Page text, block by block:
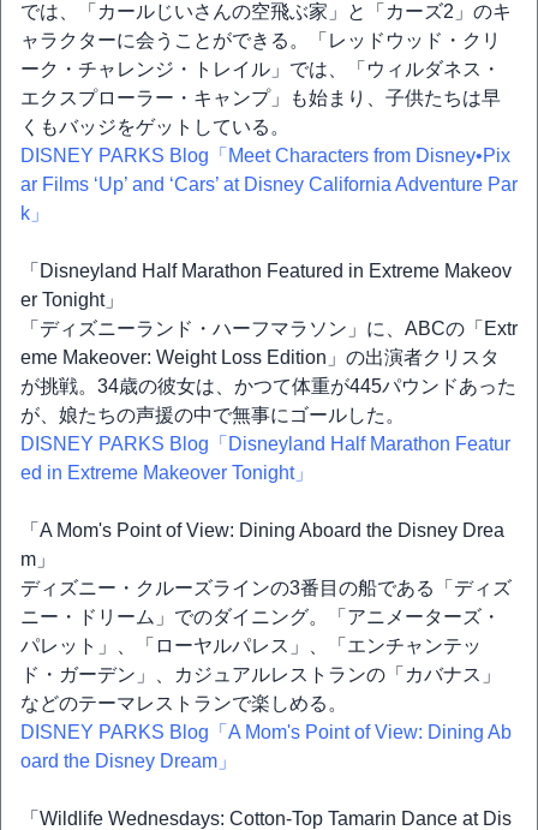
では、「カールじいさんの空飛ぶ家」と「カーズ2」のキ
ャラクターに会うことができる。「レッドウッド・クリ
ーク・チャレンジ・トレイル」では、「ウィルダネス・
エクスプローラー・キャンプ」も始まり、子供たちは早
くもバッジをゲットしている。
DISNEY PARKS Blog「Meet Characters from Disney•Pix
ar Films ‘Up’ and ‘Cars’ at Disney California Adventure Par
k」
「Disneyland Half Marathon Featured in Extreme Makeov
er Tonight」
「ディズニーランド・ハーフマラソン」に、ABCの「Extr
eme Makeover: Weight Loss Edition」の出演者クリスタ
が挑戦。34歳の彼女は、かつて体重が445パウンドあった
が、娘たちの声援の中で無事にゴールした。
DISNEY PARKS Blog「Disneyland Half Marathon Featur
ed in Extreme Makeover Tonight」
「A Mom's Point of View: Dining Aboard the Disney Drea
m」
ディズニー・クルーズラインの3番目の船である「ディズ
ニー・ドリーム」でのダイニング。「アニメーターズ・
パレット」、「ローヤルパレス」、「エンチャンテッ
ド・ガーデン」、カジュアルレストランの「カバナス」
などのテーマレストランで楽しめる。
DISNEY PARKS Blog「A Mom's Point of View: Dining Ab
oard the Disney Dream」
「Wildlife Wednesdays: Cotton-Top Tamarin Dance at Dis